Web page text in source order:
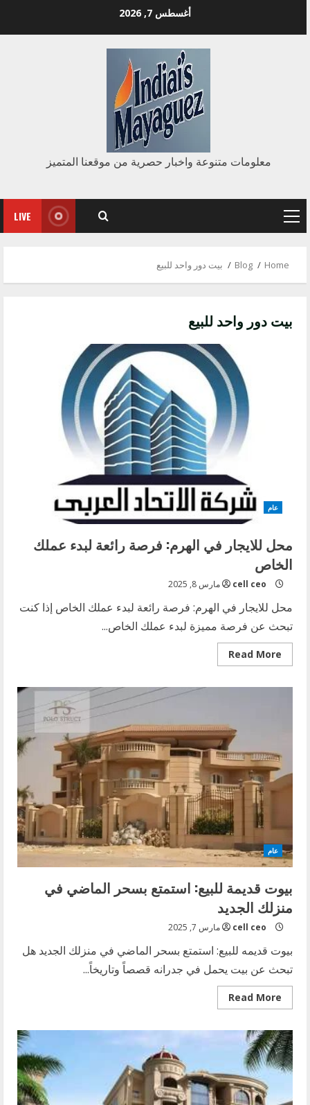
أغسطس 7, 2026
معلومات متنوعة واخبار حصرية من موقعنا المتميز
Primary
LIVE
Home
Blog بيت دور واحد للبيع
بيت دور واحد للبيع
عام
محل للايجار في الهرم: فرصة رائعة لبدء عملك
الخاص
cell ceo مارس 8, 2025
محل للايجار في الهرم: فرصة رائعة لبدء عملك الخاص إذا كنت
تبحث عن فرصة مميزة لبدء عملك الخاص...
Read More
Read
more
فرصة
رائعة
لبدء
عملك
الخاص
عام
بيوت قديمة للبيع: استمتع بسحر الماضي في
منزلك الجديد
cell ceo مارس 7, 2025
بيوت قديمه للبيع: استمتع بسحر الماضي في منزلك الجديد هل
تبحث عن بيت يحمل في جدرانه قصصاً وتاريخاً...
Read More
Read
more
الماضي
في
منزلك